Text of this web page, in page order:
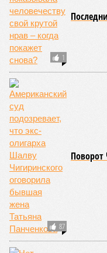
1
87
Поворот